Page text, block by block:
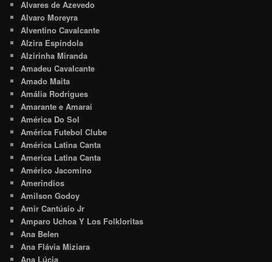
Alvares de Azevedo
Alvaro Moreyra
Alventino Cavalcante
Alzira Espíndola
Alzirinha Miranda
Amadeu Cavalcante
Amado Maita
Amália Rodrigues
Amarante e Amaraí
América Do Sol
América Futebol Clube
América Latina Canta
America Latina Canta
Américo Jacomino
Amerindios
Amilson Godoy
Amir Cantúsio Jr
Amparo Uchoa Y Los Folkloritas
Ana Belen
Ana Flávia Miziara
Ana Lúcia